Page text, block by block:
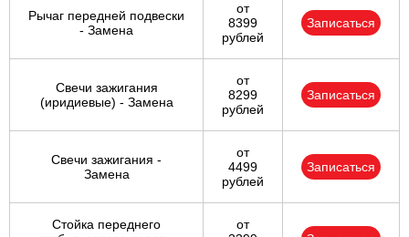
Рычаг передней подвески
- Замена
от
8399
рублей
Записаться
Свечи зажигания
(иридиевые) - Замена
от
8299
рублей
Записаться
Свечи зажигания -
Замена
от
4499
рублей
Записаться
Стойка переднего
от